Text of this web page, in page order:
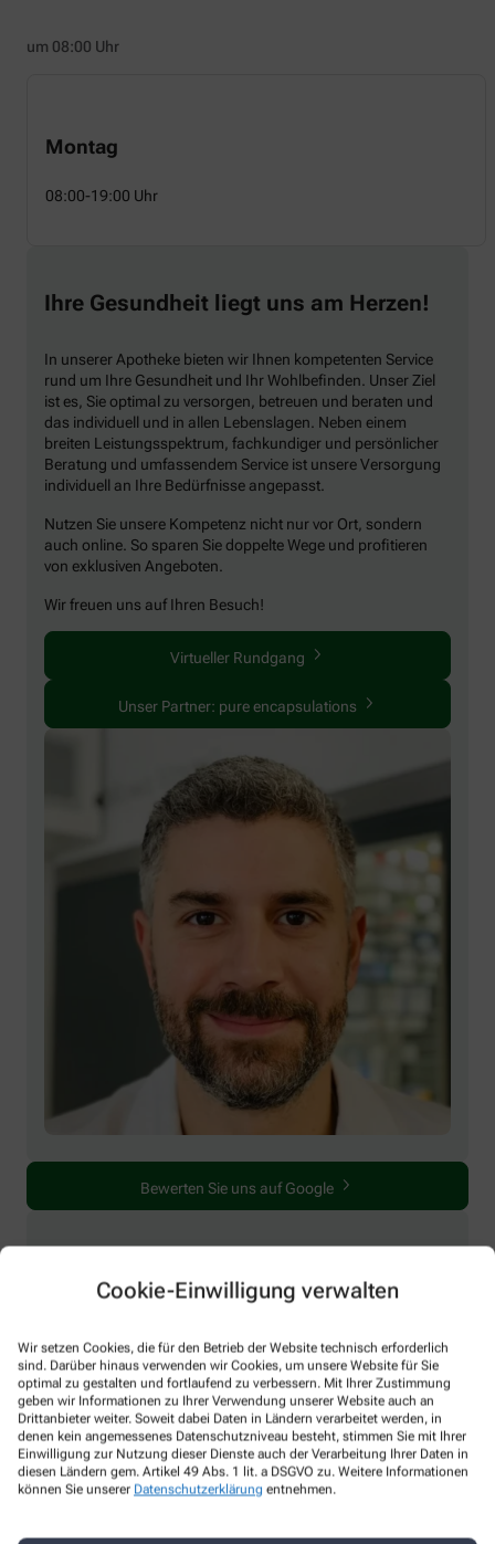
Cookie-Einwilligung verwalten
Wir setzen Cookies, die für den Betrieb der Website technisch erforderlich
sind. Darüber hinaus verwenden wir Cookies, um unsere Website für Sie
optimal zu gestalten und fortlaufend zu verbessern. Mit Ihrer Zustimmung
geben wir Informationen zu Ihrer Verwendung unserer Website auch an
Drittanbieter weiter. Soweit dabei Daten in Ländern verarbeitet werden, in
denen kein angemessenes Datenschutzniveau besteht, stimmen Sie mit Ihrer
Einwilligung zur Nutzung dieser Dienste auch der Verarbeitung Ihrer Daten in
diesen Ländern gem. Artikel 49 Abs. 1 lit. a DSGVO zu. Weitere Informationen
können Sie unserer Datenschutzerklärung entnehmen.
um 08:00 Uhr
Montag
08:00-19:00 Uhr
Ihre Gesundheit liegt uns am Herzen!
In unserer Apotheke bieten wir Ihnen kompetenten Service
rund um Ihre Gesundheit und Ihr Wohlbefinden. Unser Ziel
ist es, Sie optimal zu versorgen, betreuen und beraten und
das individuell und in allen Lebenslagen. Neben einem
breiten Leistungsspektrum, fachkundiger und persönlicher
Beratung und umfassendem Service ist unsere Versorgung
individuell an Ihre Bedürfnisse angepasst.
Nutzen Sie unsere Kompetenz nicht nur vor Ort, sondern
auch online. So sparen Sie doppelte Wege und profitieren
von exklusiven Angeboten.
Wir freuen uns auf Ihren Besuch!
Virtueller Rundgang
Unser Partner: pure encapsulations
Bewerten Sie uns auf Google
Unser Team